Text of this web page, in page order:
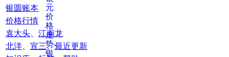
银圆账本
价格行情
袁大头
江南龙
北洋
宣三、最近更新